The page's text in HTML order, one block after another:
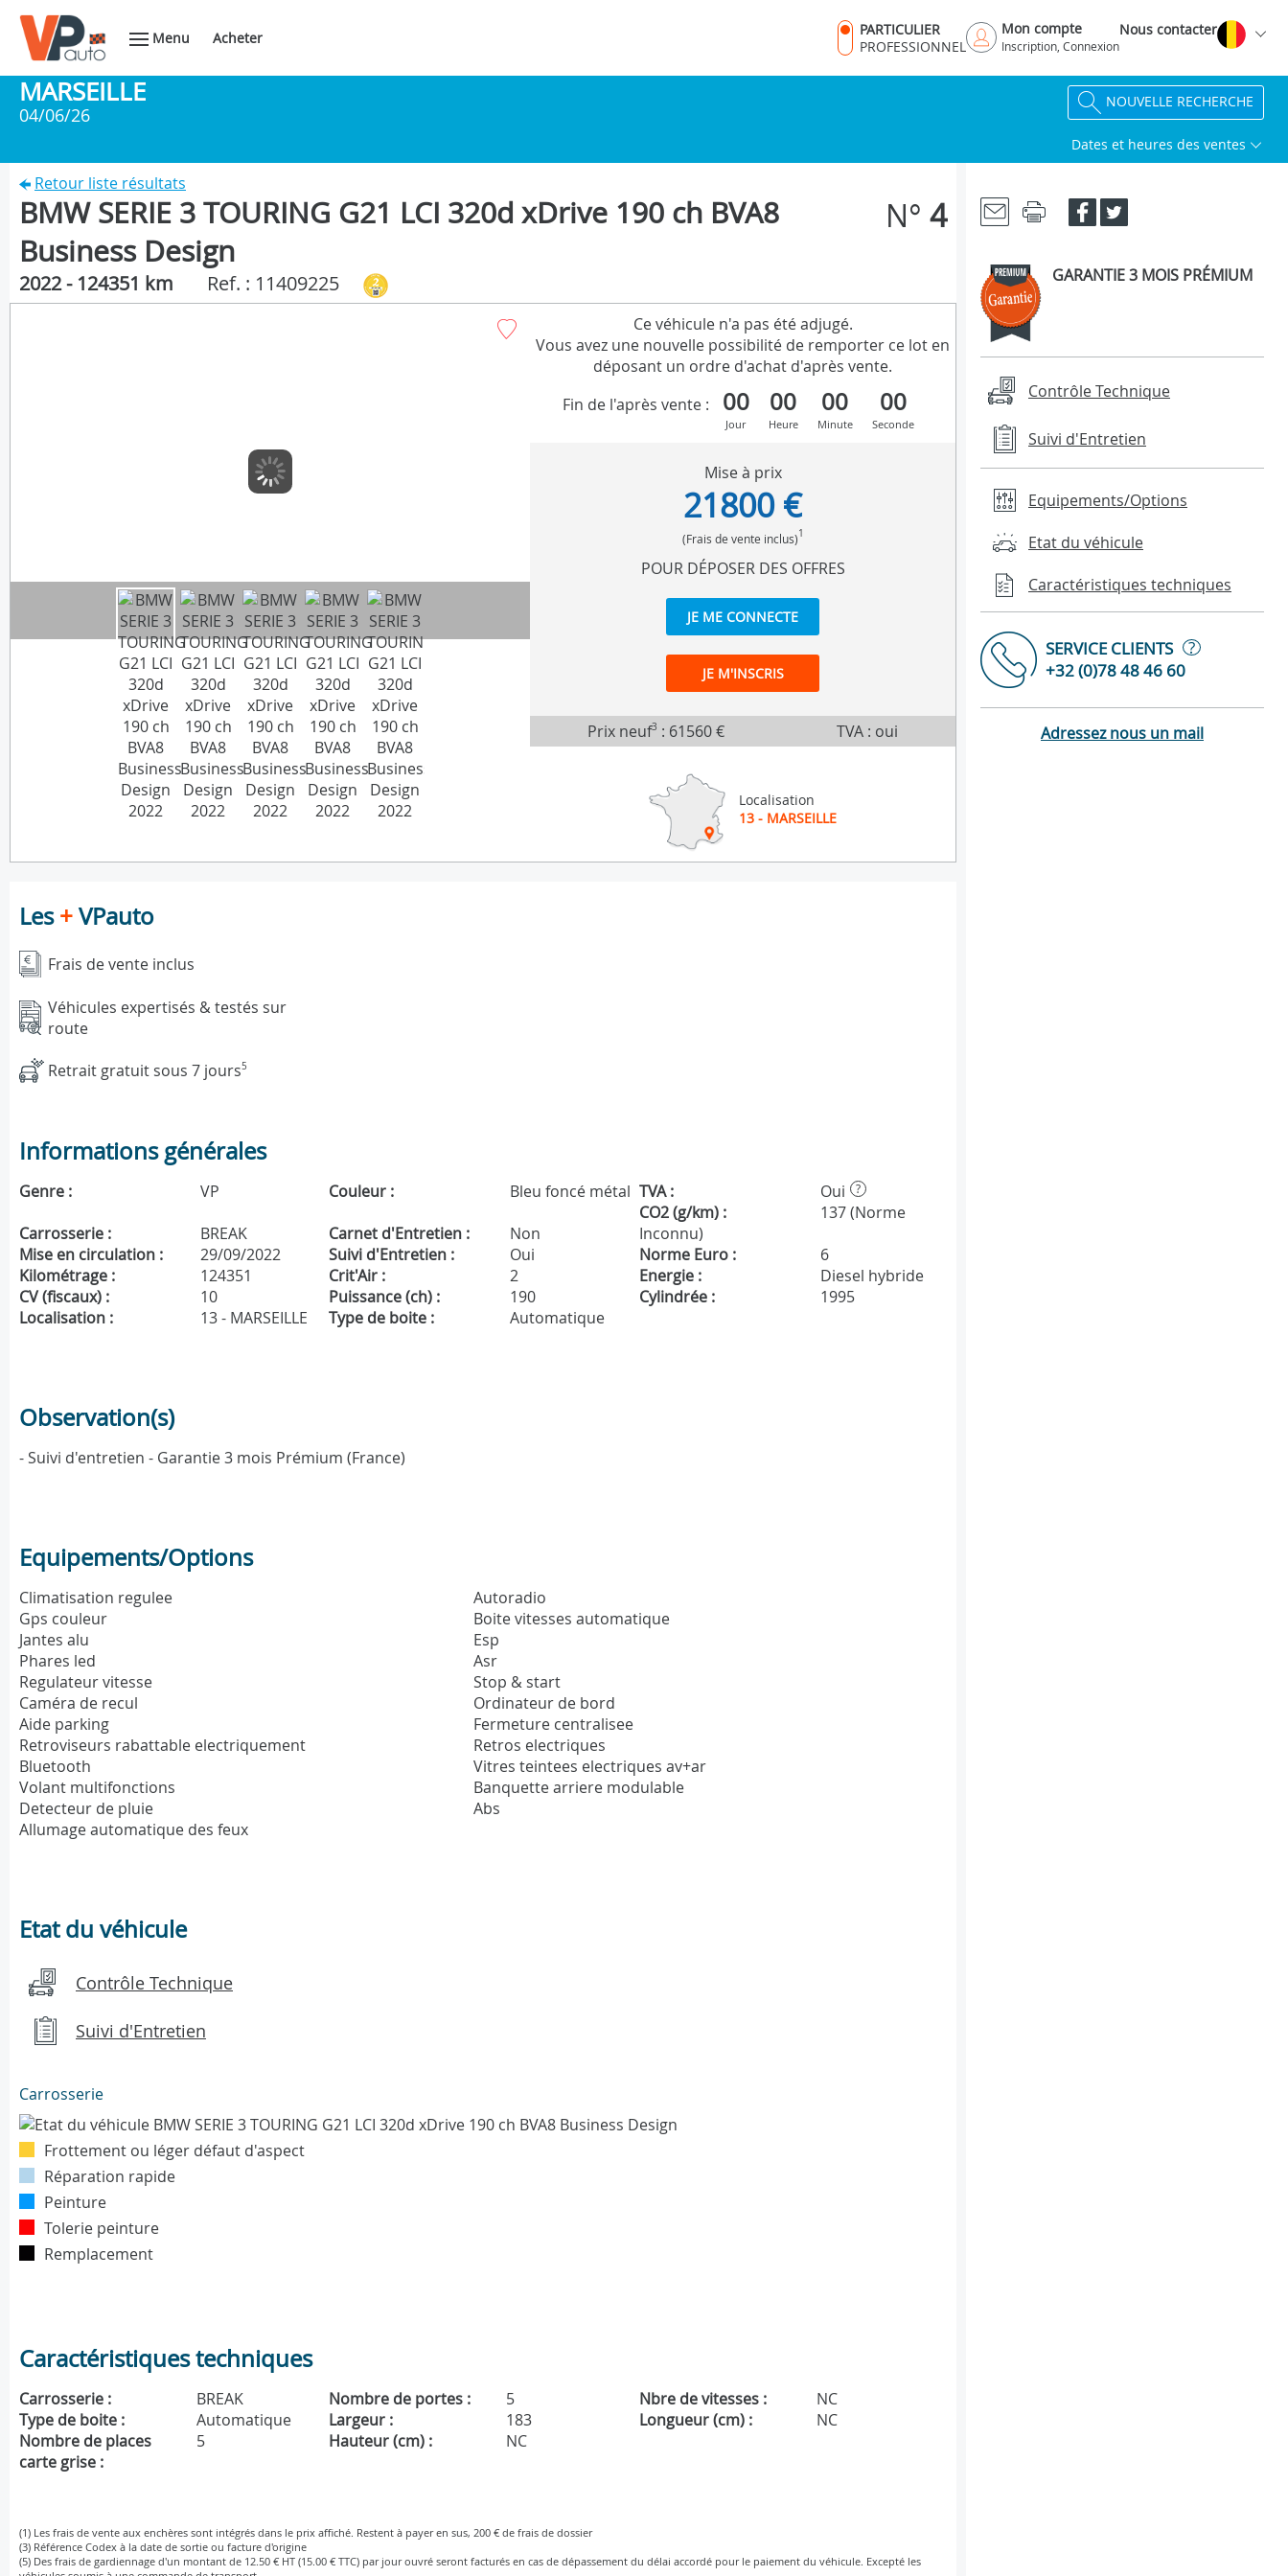
Menu Acheter
PARTICULIER
PROFESSIONNEL
Mon compte
Inscription, Connexion
Nous contacter
MARSEILLE
04/06/26
NOUVELLE RECHERCHE
Dates et heures des ventes
Retour liste résultats
BMW SERIE 3 TOURING G21 LCI 320d xDrive 190 ch BVA8
Business Design
2022 - 124351 km Ref. : 11409225
N° 4
Ce véhicule n'a pas été adjugé.
Vous avez une nouvelle possibilité de remporter ce lot en
déposant un ordre d'achat d'après vente.
Fin de l'après vente :
00
Jour
00
Heure
00
Minute
00
Seconde
Mise à prix
21800 €
(Frais de vente inclus)1
POUR DÉPOSER DES OFFRES
JE ME CONNECTE
JE M'INSCRIS
Prix neuf3 : 61560 € TVA : oui
Localisation
13 - MARSEILLE
Les+VPauto
Frais de vente inclus
Véhicules expertisés & testés sur
route
Retrait gratuit sous 7 jours5
Informations générales
Genre : VP Couleur : Bleu foncé métal TVA : Oui ?
Carrosserie : BREAK Carnet d'Entretien : Non
CO2 (g/km) :
137 (Norme
Inconnu)
Mise en circulation :
29/09/2022 Suivi d'Entretien : Oui Norme Euro :
6
Kilométrage :
124351 Crit'Air : 2 Energie :
Diesel hybride
CV (fiscaux) :
10 Puissance (ch) : 190 Cylindrée :
1995
Localisation :
13 - MARSEILLE Type de boite : Automatique
Observation(s)
- Suivi d'entretien - Garantie 3 mois Prémium (France)
Equipements/Options
Climatisation regulee
Gps couleur
Jantes alu
Phares led
Regulateur vitesse
Caméra de recul
Aide parking
Retroviseurs rabattable electriquement
Bluetooth
Volant multifonctions
Detecteur de pluie
Allumage automatique des feux
Autoradio
Boite vitesses automatique
Esp
Asr
Stop & start
Ordinateur de bord
Fermeture centralisee
Retros electriques
Vitres teintees electriques av+ar
Banquette arriere modulable
Abs
Etat du véhicule
Contrôle Technique
Suivi d'Entretien
Carrosserie
Frottement ou léger défaut d'aspect
Réparation rapide
Peinture
Tolerie peinture
Remplacement
Caractéristiques techniques
Carrosserie : BREAK Nombre de portes : 5 Nbre de vitesses :
NC
Type de boite :
Automatique Largeur : 183 Longueur (cm) :
NC
Nombre de places
carte grise :
5 Hauteur (cm) : NC
(1) Les frais de vente aux enchères sont intégrés dans le prix affiché. Restent à payer en sus, 200 € de frais de dossier
(3) Référence Codex à la date de sortie ou facture d'origine
(5) Des frais de gardiennage d'un montant de 12.50 € HT (15.00 € TTC) par jour ouvré seront facturés en cas de dépassement du délai accordé pour le paiement du véhicule. Excepté les
GARANTIE 3 MOIS PRÉMIUM
Contrôle Technique
Suivi d'Entretien
Equipements/Options
Etat du véhicule
Caractéristiques techniques
SERVICE CLIENTS
?
+32 (0)78 48 46 60
Adressez nous un mail